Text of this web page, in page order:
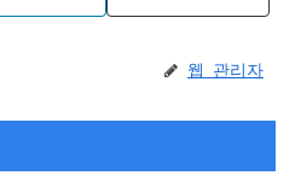
웹 관리자